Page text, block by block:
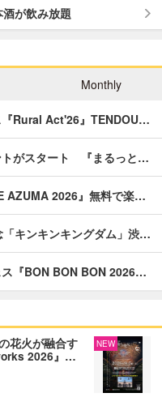
が飲み放題
Monthly
『Rural Act'26』TENDOU…
トがスタート 『まるっと…
AZUMA 2026』無料で楽…
「キンキンキングダム」渋…
『BON BON BON 2026…
花火が融合す
2026』…
NEW